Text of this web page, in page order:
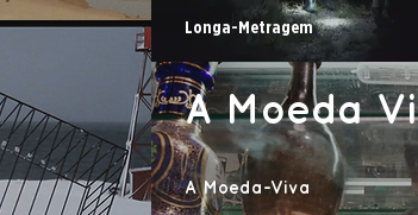
Longa-Metragem
A Moeda
A Moeda-Viva